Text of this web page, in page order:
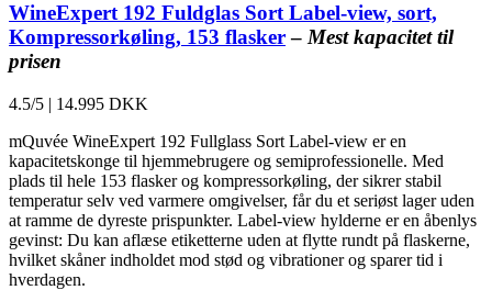
WineExpert 192 Fuldglas Sort Label-view, sort,
Kompressorkøling, 153 flasker– Mest kapacitet til
prisen
4.5/5 | 14.995 DKK
mQuvée WineExpert 192 Fullglass Sort Label-view er en
kapacitetskonge til hjemmebrugere og semiprofessionelle. Med
plads til hele 153 flasker og kompressorkøling, der sikrer stabil
temperatur selv ved varmere omgivelser, får du et seriøst lager uden
at ramme de dyreste prispunkter. Label-view hylderne er en åbenlys
gevinst: Du kan aflæse etiketterne uden at flytte rundt på flaskerne,
hvilket skåner indholdet mod stød og vibrationer og sparer tid i
hverdagen.